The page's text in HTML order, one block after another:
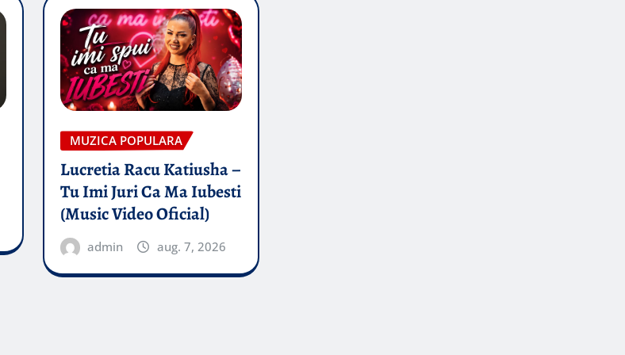
MUZICA POPULARA
Lucretia Racu Katiusha –
Tu Imi Juri Ca Ma Iubesti
(Music Video Oficial)
admin aug. 7, 2026